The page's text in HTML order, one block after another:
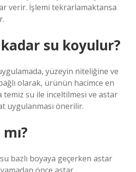
verir. İşlemi tekrarlamaktansa
su koyulur?
yüzeyin niteliğine ve
olarak, ürünün hacimce en
temiz su ile inceltilmesi ve astar
uygulanması önerilir.
bazlı boyaya geçerken astar